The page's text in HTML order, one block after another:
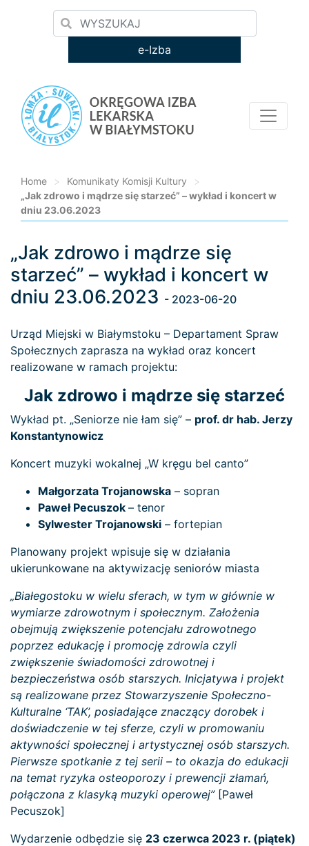
e-Izba
Home > Komunikaty Komisji Kultury
>
„Jak zdrowo i mądrze się starzeć” – wykład i koncert w
dniu 23.06.2023
Loading...
„Jak zdrowo i mądrze się
starzeć” – wykład i koncert w
dniu 23.06.2023 - 2023-06-20
Urząd Miejski w Białymstoku – Departament Spraw
Społecznych zaprasza na wykład oraz koncert
realizowane w ramach projektu:
Jak zdrowo i mądrze się starzeć
Wykład pt. „Seniorze nie łam się” – prof. dr hab. Jerzy
Konstantynowicz
Koncert muzyki wokalnej „W kręgu bel canto”
Małgorzata Trojanowska – sopran
Paweł Pecuszok – tenor
Sylwester Trojanowski – fortepian
Planowany projekt wpisuje się w działania
ukierunkowane na aktywizację seniorów miasta
„Białegostoku w wielu sferach, w tym w głównie w
wymiarze zdrowotnym i społecznym. Założenia
obejmują zwiększenie potencjału zdrowotnego
poprzez edukację i promocję zdrowia czyli
zwiększenie świadomości zdrowotnej i
bezpieczeństwa osób starszych. Inicjatywa i projekt
są realizowane przez Stowarzyszenie Społeczno-
Kulturalne ‘TAK’, posiadające znaczący dorobek i
doświadczenie w tej sferze, czyli w promowaniu
aktywności społecznej i artystycznej osób starszych.
Pierwsze spotkanie z tej serii – to okazja do edukacji
na temat ryzyka osteoporozy i prewencji złamań,
połączona z klasyką muzyki operowej”[Paweł
Pecuszok]
Wydarzenie odbędzie się 23 czerwca 2023 r. (piątek)